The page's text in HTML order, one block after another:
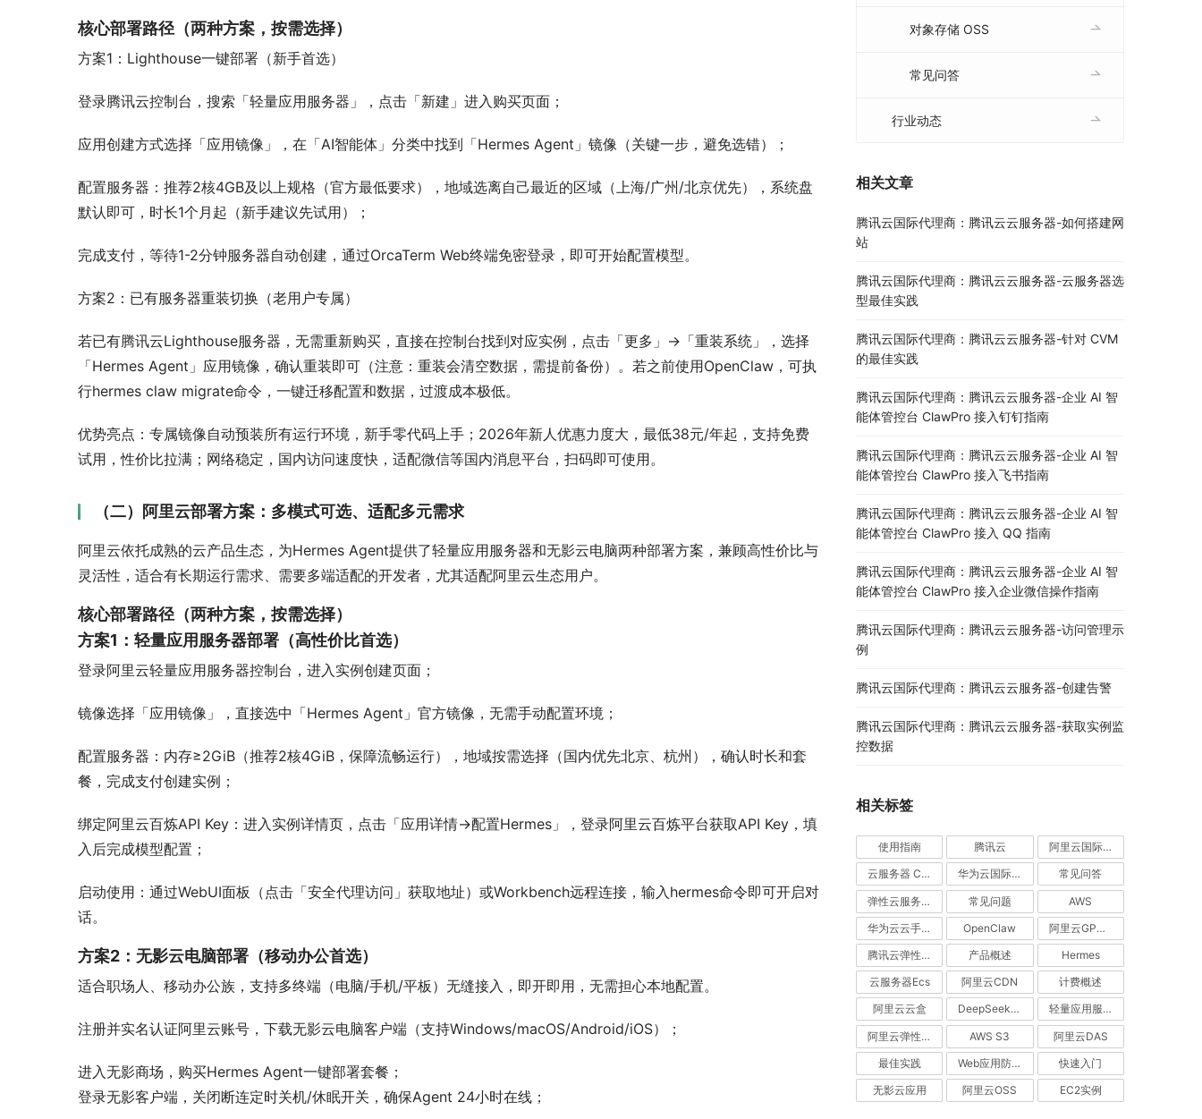
核心部署路径（两种方案，按需选择）
方案1：Lighthouse一键部署（新手首选）
登录腾讯云控制台，搜索「轻量应用服务器」，点击「新建」进入购买页面；
应用创建方式选择「应用镜像」，在「AI智能体」分类中找到「Hermes Agent」镜像（关键一步，避免选错）；
配置服务器：推荐2核4GB及以上规格（官方最低要求），地域选离自己最近的区域（上海/广州/北京优先），系统盘
默认即可，时长1个月起（新手建议先试用）；
完成支付，等待1-2分钟服务器自动创建，通过OrcaTerm Web终端免密登录，即可开始配置模型。
方案2：已有服务器重装切换（老用户专属）
若已有腾讯云Lighthouse服务器，无需重新购买，直接在控制台找到对应实例，点击「更多」→「重装系统」，选择
「Hermes Agent」应用镜像，确认重装即可（注意：重装会清空数据，需提前备份）。若之前使用OpenClaw，可执
行hermes claw migrate命令，一键迁移配置和数据，过渡成本极低。
优势亮点：专属镜像自动预装所有运行环境，新手零代码上手；2026年新人优惠力度大，最低38元/年起，支持免费
试用，性价比拉满；网络稳定，国内访问速度快，适配微信等国内消息平台，扫码即可使用。
（二）阿里云部署方案 ： 多模式可选、 适配多元需求
阿里云依托成熟的云产品生态，为Hermes Agent提供了轻量应用服务器和无影云电脑两种部署方案，兼顾高性价比与
灵活性，适合有长期运行需求、需要多端适配的开发者，尤其适配阿里云生态用户。
核心部署路径（两种方案，按需选择）
方案1：轻量应用服务器部署（高性价比首选）
登录阿里云轻量应用服务器控制台，进入实例创建页面；
镜像选择「应用镜像」，直接选中「Hermes Agent」官方镜像，无需手动配置环境；
配置服务器：内存≥2GiB（推荐2核4GiB，保障流畅运行），地域按需选择（国内优先北京、杭州），确认时长和套
餐，完成支付创建实例；
绑定阿里云百炼API Key：进入实例详情页，点击「应用详情→配置Hermes」，登录阿里云百炼平台获取API Key，填
入后完成模型配置；
启动使用：通过WebUI面板（点击「安全代理访问」获取地址）或Workbench远程连接，输入hermes命令即可开启对
话。
方案2：无影云电脑部署（移动办公首选）
适合职场人、移动办公族，支持多终端（电脑/手机/平板）无缝接入，即开即用，无需担心本地配置。
注册并实名认证阿里云账号，下载无影云电脑客户端（支持Windows/macOS/Android/iOS）；
进入无影商场，购买Hermes Agent一键部署套餐；
登录无影客户端，关闭断连定时关机/休眠开关，确保Agent 24小时在线；
对象存储 OSS
常见问答
行业动态
相关文章
腾讯云国际代理商：腾讯云云服务器-如何搭建网
站
腾讯云国际代理商：腾讯云云服务器-云服务器选
型最佳实践
腾讯云国际代理商：腾讯云云服务器-针对 CVM
的最佳实践
腾讯云国际代理商：腾讯云云服务器-企业 AI 智
能体管控台 ClawPro 接入钉钉指南
腾讯云国际代理商：腾讯云云服务器-企业 AI 智
能体管控台 ClawPro 接入飞书指南
腾讯云国际代理商：腾讯云云服务器-企业 AI 智
能体管控台 ClawPro 接入 QQ 指南
腾讯云国际代理商：腾讯云云服务器-企业 AI 智
能体管控台 ClawPro 接入企业微信操作指南
腾讯云国际代理商：腾讯云云服务器-访问管理示
例
腾讯云国际代理商：腾讯云云服务器-创建告警
腾讯云国际代理商：腾讯云云服务器-获取实例监
控数据
相关标签
使用指南 腾讯云 阿里云国际站
云服务器 CVM 华为云国际站 常见问答
弹性云服务器 常见问题 AWS
华为云云手机服务器 CPH OpenClaw 阿里云GPU服务器
腾讯云弹性伸缩 产品概述 Hermes
云服务器Ecs 阿里云CDN 计费概述
阿里云云盒 DeepSeek V4 轻量应用服务器
阿里云弹性伸缩 AWS S3 阿里云DAS
最佳实践 Web应用防火墙（WAF） 快速入门
无影云应用 阿里云OSS EC2实例